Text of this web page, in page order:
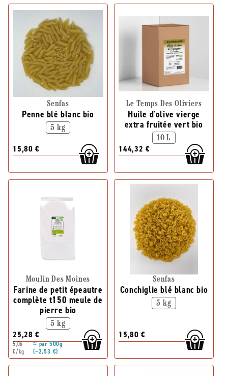
Senfas
Penne blé blanc bio
5 kg
15,80 €
Le Temps Des Oliviers
Huile d'olive vierge
extra fruitée vert bio
10 L
144,32 €
Moulin Des Moines
Farine de petit épeautre
complète t150 meule de
pierre bio
5 kg
25,28 €
5,06
€/kg
≈ par 500g
(~2,53 €)
Senfas
Conchiglie blé blanc bio
5 kg
15,80 €